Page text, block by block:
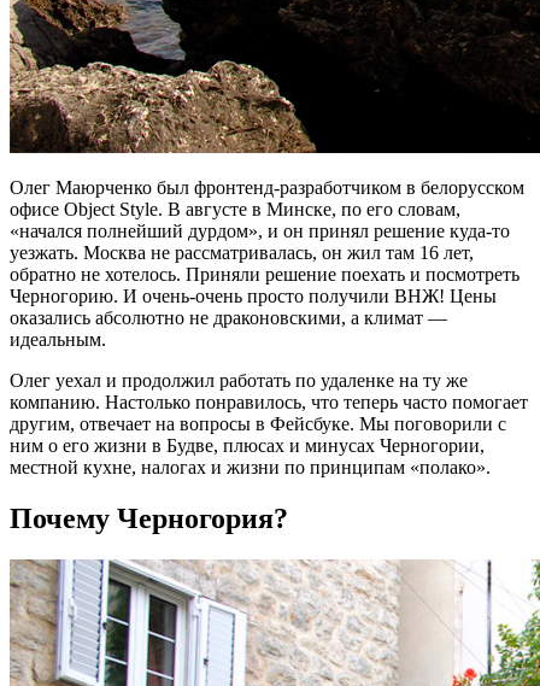
Олег Маюрченко был фронтенд-разработчиком в белорусском
офисе Object Style. В августе в Минске, по его словам,
«начался полнейший дурдом», и он принял решение куда-то
уезжать. Москва не рассматривалась, он жил там 16 лет,
обратно не хотелось. Приняли решение поехать и посмотреть
Черногорию. И очень-очень просто получили ВНЖ! Цены
оказались абсолютно не драконовскими, а климат —
идеальным.
Олег уехал и продолжил работать по удаленке на ту же
компанию. Настолько понравилось, что теперь часто помогает
другим, отвечает на вопросы в Фейсбуке. Мы поговорили с
ним о его жизни в Будве, плюсах и минусах Черногории,
местной кухне, налогах и жизни по принципам «полако».
Почему Черногория?